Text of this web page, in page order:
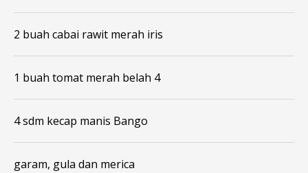
2 buah cabai rawit merah iris
1 buah tomat merah belah 4
4 sdm kecap manis Bango
garam, gula dan merica